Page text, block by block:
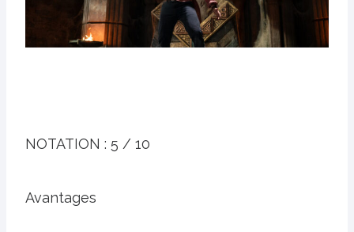
NOTATION : 5 / 10
Avantages